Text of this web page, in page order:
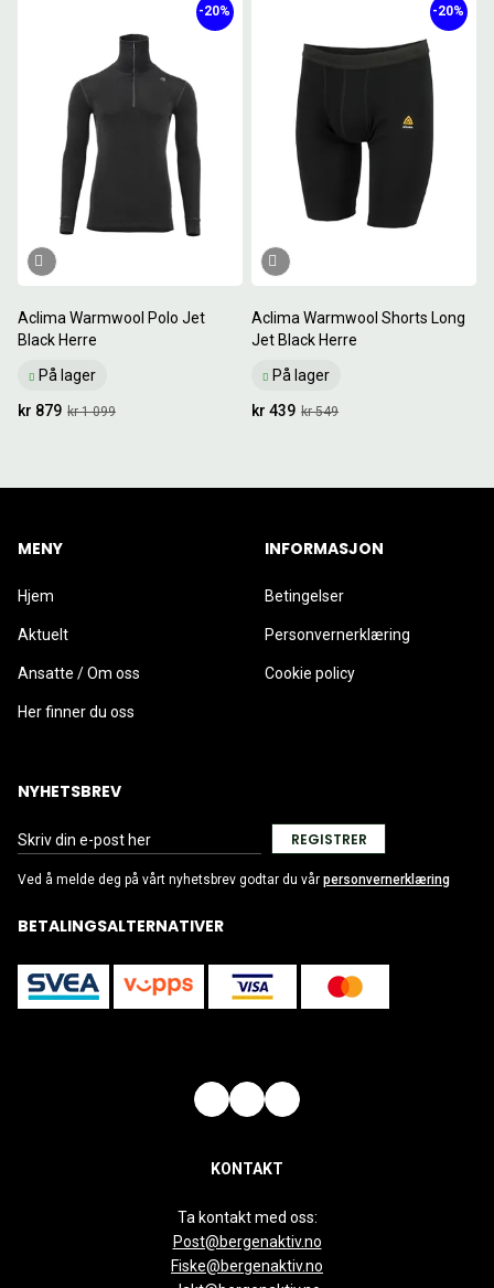
Aclima Warmwool Polo Jet
Black Herre
På lager
-20%
kr 1 099
kr 879
Aclima Warmwool Shorts Long
Jet Black Herre
På lager
-20%
kr 549
kr 439
MENY
Hjem
Aktuelt
Ansatte / Om oss
Her finner du oss
INFORMASJON
Betingelser
Personvernerklæring
Cookie policy
NYHETSBREV
REGISTRER
Ved å melde deg på vårt nyhetsbrev godtar du vår personvernerklæring
BETALINGSALTERNATIVER
KONTAKT
Ta kontakt med oss:
Post@bergenaktiv.no
Fiske@bergenaktiv.no